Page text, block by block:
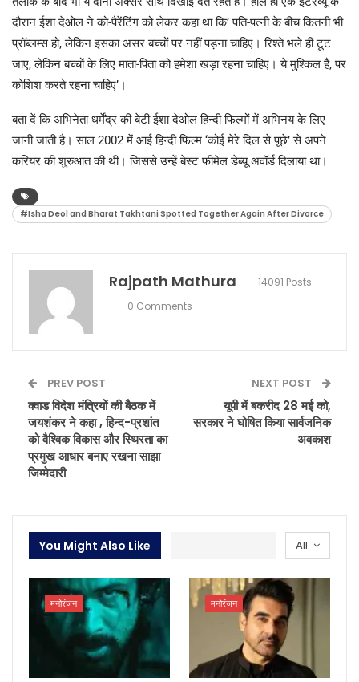
दौरान ईशा देओल ने को-पैरेंटिंग को लेकर कहा था कि’ पति-पत्नी के बीच कितनी भी
प्रॉब्लम्स हो, लेकिन इसका असर बच्चों पर नहीं पड़ना चाहिए। रिश्ते भले ही टूट
जाए, लेकिन बच्चों के लिए माता-पिता को हमेशा खड़ा रहना चाहिए। ये मुश्किल है, पर
कोशिश करते रहना चाहिए’।
बता दें कि अभिनेता धर्मेंद्र की बेटी ईशा देओल हिन्दी फिल्मों में अभिनय के लिए
जानी जाती है। साल 2002 में आई हिन्दी फिल्म ‘कोई मेरे दिल से पूछे’ से अपने
करियर की शुरुआत की थी। जिससे उन्हें बेस्ट फीमेल डेब्यू अवॉर्ड दिलाया था।
#Isha Deol and Bharat Takhtani Spotted Together Again After Divorce
Rajpath Mathura
14091 Posts
0 Comments
PREV POST
क्वाड विदेश मंत्रियों की बैठक में
जयशंकर ने कहा , हिन्द-प्रशांत
को वैश्विक विकास और स्थिरता का
प्रमुख आधार बनाए रखना साझा
जिम्मेदारी
NEXT POST
यूपी में बकरीद 28 मई को,
सरकार ने घोषित किया सार्वजनिक
अवकाश
All
You Might Also Like
मनोरंजन मनोरंजन